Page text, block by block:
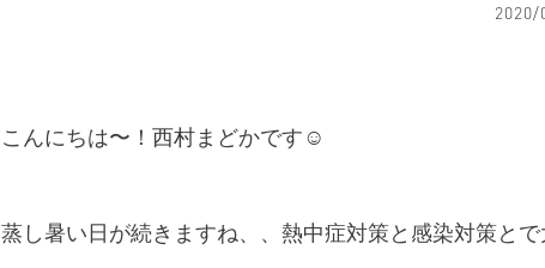
2020/
こんにちは〜！西村まどかです☺️
蒸し暑い日が続きますね、、熱中症対策と感染対策と